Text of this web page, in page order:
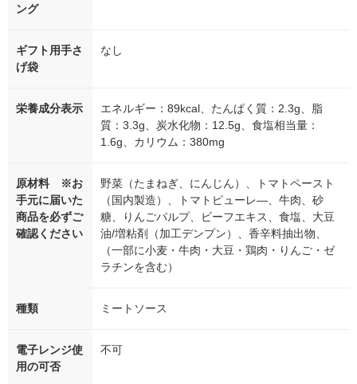
ング
ギフト用手さ
げ袋
なし
栄養成分表示
エネルギー：89kcal、たんぱく質：2.3g、脂
質：3.3g、炭水化物：12.5g、食塩相当量：
1.6g、カリウム：380mg
原材料 ※お
手元に届いた
商品を必ずご
確認ください
野菜（たまねぎ、にんじん）、トマトペースト
（国内製造）、トマトピューレ―、牛肉、砂
糖、りんごパルプ、ビーフエキス、食塩、大豆
油/増粘剤（加工デンプン）、香辛料抽出物、
（一部に小麦・牛肉・大豆・鶏肉・りんご・ゼ
ラチンを含む）
種類 ミートソース
電子レンジ使
用の可否
不可